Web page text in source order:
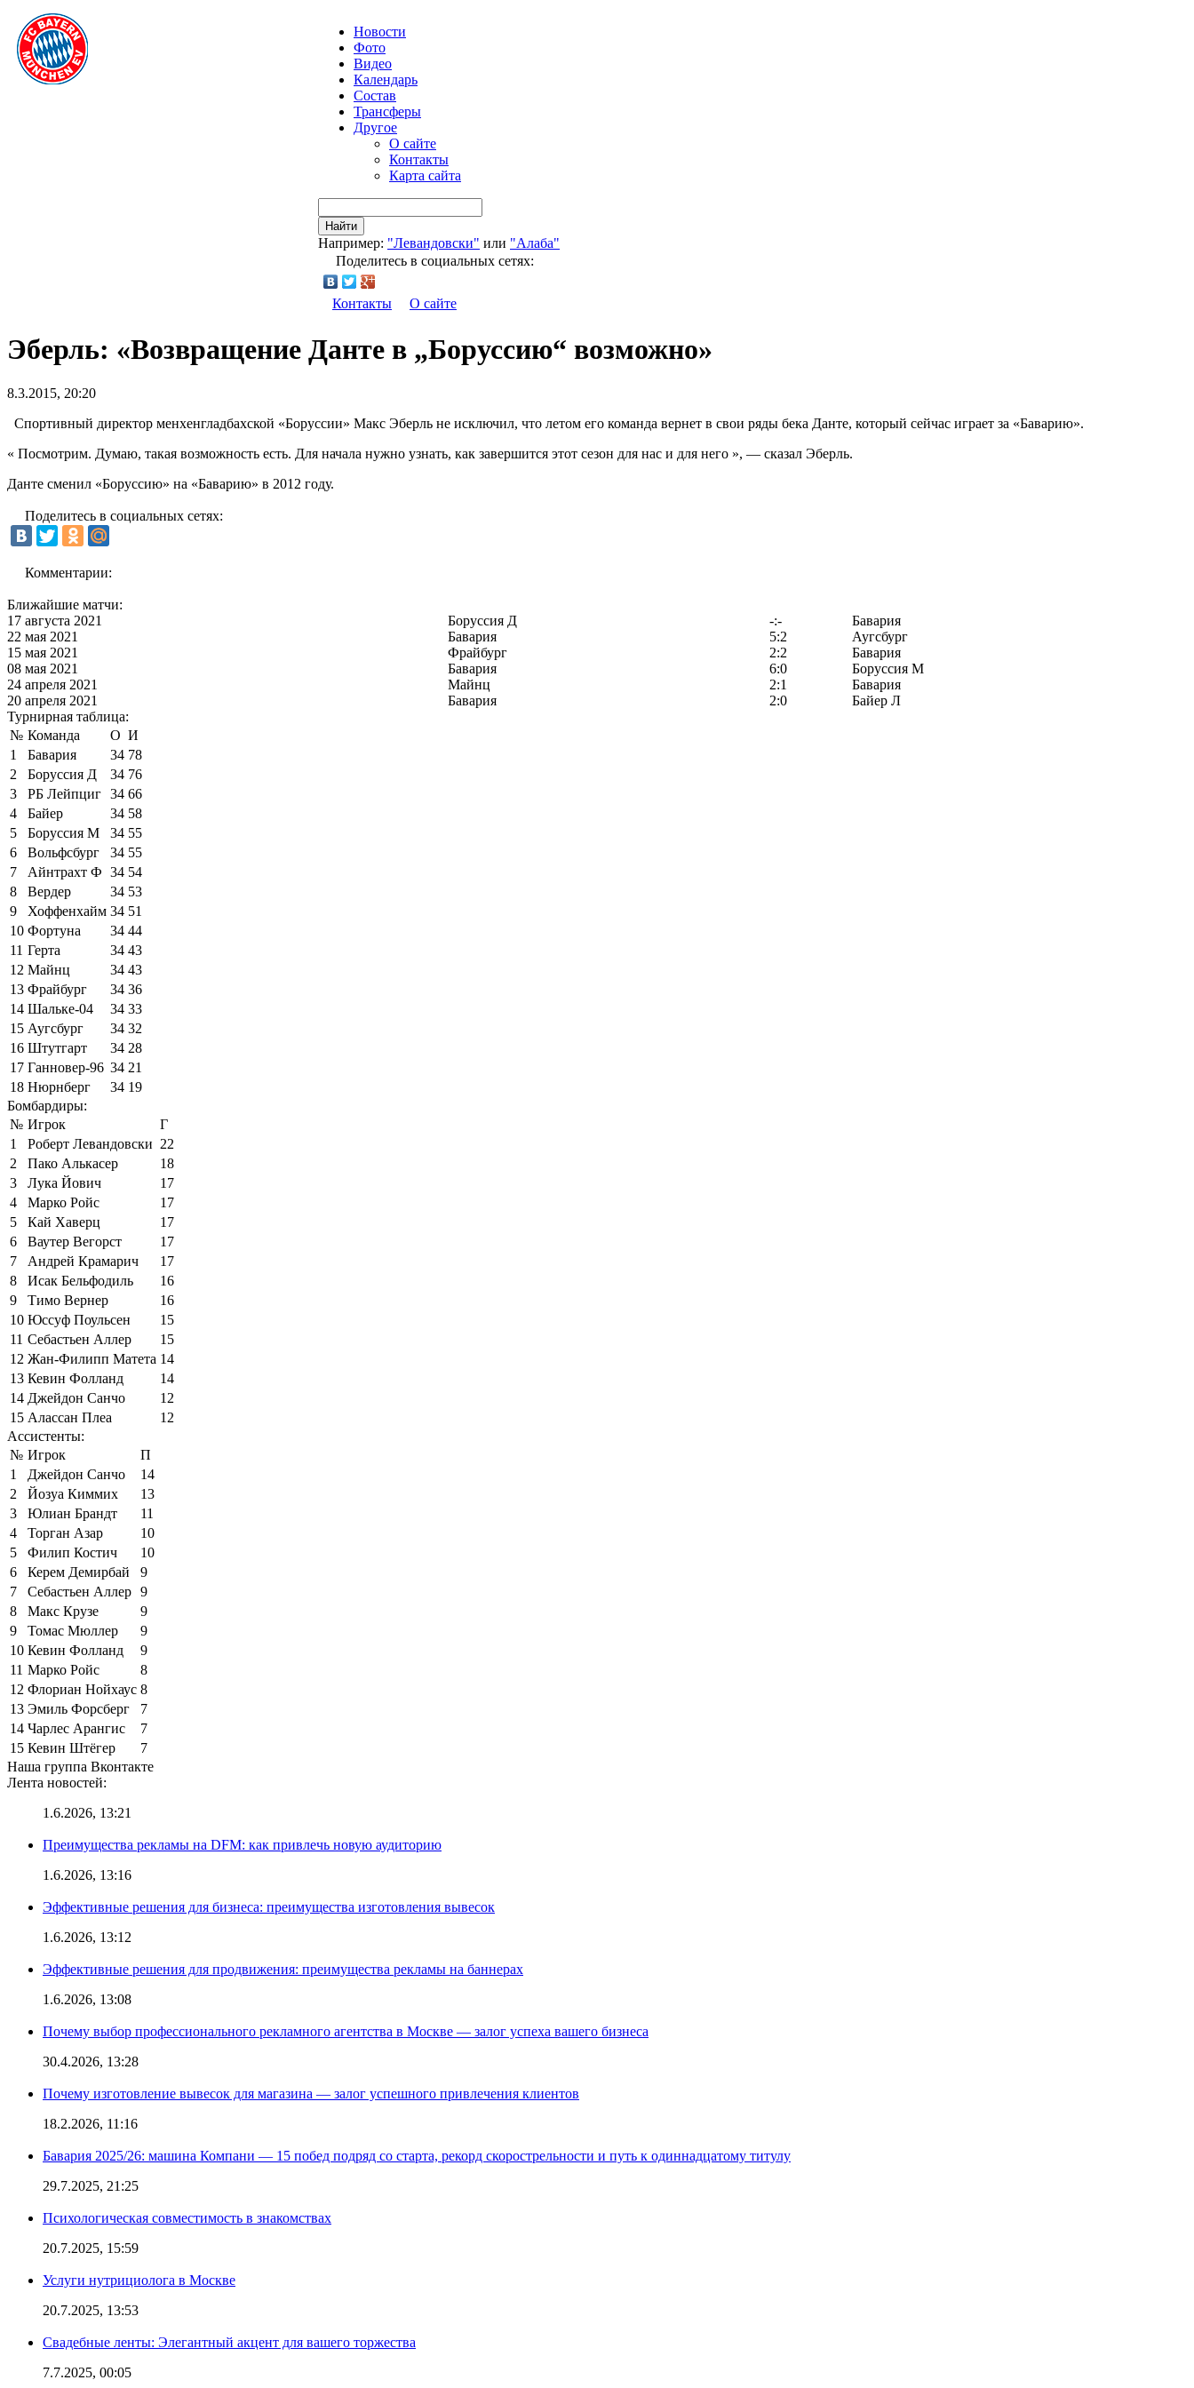
Новости
Фото
Видео
Календарь
Состав
Трансферы
Другое
О сайте
Контакты
Карта сайта
Найти
Например: "Левандовски" или "Алаба"
Поделитесь в социальных сетях:
Контакты О сайте
Эберль: «Возвращение Данте в „Боруссию“ возможно»
8.3.2015, 20:20
Спортивный директор менхенгладбахской «Боруссии» Макс Эберль не исключил, что летом его команда вернет в свои ряды бека Данте, который сейчас играет за «Баварию».
« Посмотрим. Думаю, такая возможность есть. Для начала нужно узнать, как завершится этот сезон для нас и для него », — сказал Эберль.
Данте сменил «Боруссию» на «Баварию» в 2012 году.
Поделитесь в социальных сетях:
Комментарии:
Ближайшие матчи:
17 августа 2021
Боруссия Д -:-
Бавария
22 мая 2021
Бавария 5:2
Аугсбург
15 мая 2021
Фрайбург 2:2
Бавария
08 мая 2021
Бавария 6:0
Боруссия М
24 апреля 2021
Майнц 2:1
Бавария
20 апреля 2021
Бавария 2:0
Байер Л
Турнирная таблица:
№ Команда О И
1
Бавария 34 78
2
Боруссия Д 34 76
3
РБ Лейпциг 34 66
4
Байер 34 58
5
Боруссия М 34 55
6
Вольфсбург 34 55
7
Айнтрахт Ф 34 54
8
Вердер 34 53
9
Хоффенхайм 34 51
10 Фортуна 34 44
11 Герта 34 43
12 Майнц 34 43
13 Фрайбург 34 36
14 Шальке-04 34 33
15 Аугсбург 34 32
16 Штутгарт 34 28
17 Ганновер-96 34 21
18 Нюрнберг 34 19
Бомбардиры:
№ Игрок
Г
1
Роберт Левандовски 22
2
Пако Алькасер
18
3
Лука Йович
17
4
Марко Ройс
17
5
Кай Хаверц
17
6
Ваутер Вегорст
17
7
Андрей Крамарич
17
8
Исак Бельфодиль
16
9
Тимо Вернер
16
10 Юссуф Поульсен
15
11 Себастьен Аллер
15
12 Жан-Филипп Матета 14
13 Кевин Фолланд
14
14 Джейдон Санчо
12
15 Алассан Плеа
12
Ассистенты:
№ Игрок
П
1
Джейдон Санчо
14
2
Йозуа Киммих
13
3
Юлиан Брандт
11
4
Торган Азар
10
5
Филип Костич
10
6
Керем Демирбай
9
7
Себастьен Аллер 9
8
Макс Крузе
9
9
Томас Мюллер
9
10 Кевин Фолланд
9
11 Марко Ройс
8
12 Флориан Нойхаус 8
13 Эмиль Форсберг
7
14 Чарлес Арангис
7
15 Кевин Штёгер
7
Наша группа Вконтакте
Лента новостей:
1.6.2026, 13:21
Преимущества рекламы на DFM: как привлечь новую аудиторию
1.6.2026, 13:16
Эффективные решения для бизнеса: преимущества изготовления вывесок
1.6.2026, 13:12
Эффективные решения для продвижения: преимущества рекламы на баннерах
1.6.2026, 13:08
Почему выбор профессионального рекламного агентства в Москве — залог успеха вашего бизнеса
30.4.2026, 13:28
Почему изготовление вывесок для магазина — залог успешного привлечения клиентов
18.2.2026, 11:16
Бавария 2025/26: машина Компани — 15 побед подряд со старта, рекорд скорострельности и путь к одиннадцатому титулу
29.7.2025, 21:25
Психологическая совместимость в знакомствах
20.7.2025, 15:59
Услуги нутрициолога в Москве
20.7.2025, 13:53
Свадебные ленты: Элегантный акцент для вашего торжества
7.7.2025, 00:05